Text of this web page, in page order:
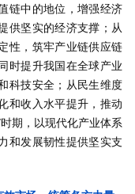
链中的地位，增强经济
供坚实的经济支撑；从
性，筑牢产业链供应链
时提升我国在全球产业
科技安全；从民生维度
和收入水平提升，推动
期，以现代化产业体系
和发展韧性提供坚实支